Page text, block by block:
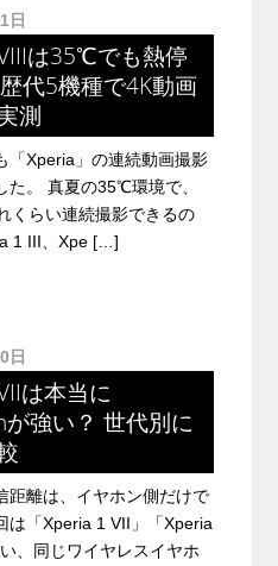
日
は35℃でも熱停
代5機種で4K動画
測
「Xperia」の連続動画撮影
た。 真夏の35℃環境で、
くらい連続撮影できるの
1 III、Xpe […]
日
は本当に
強い？ 世代別に
距離は、イヤホン側だけで
は「Xperia 1 VII」「Xperia
、同じワイヤレスイヤホ